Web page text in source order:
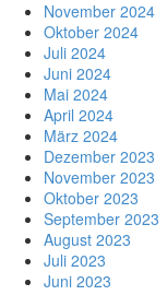
November 2024
Oktober 2024
Juli 2024
Juni 2024
Mai 2024
April 2024
März 2024
Dezember 2023
November 2023
Oktober 2023
September 2023
August 2023
Juli 2023
Juni 2023